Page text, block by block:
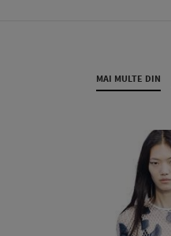
MAI MULTE DIN